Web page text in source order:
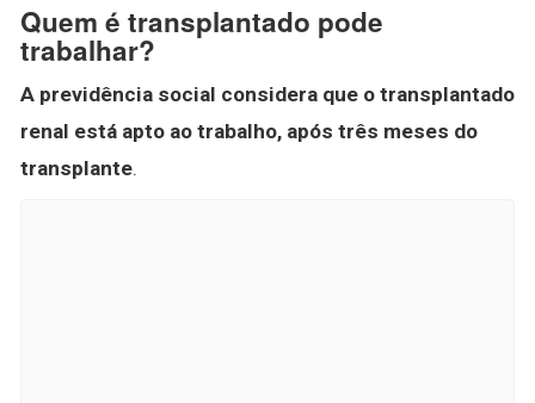
Quem é transplantado pode
trabalhar?
A previdência social considera que o transplantado
renal está apto ao trabalho, após três meses do
transplante.